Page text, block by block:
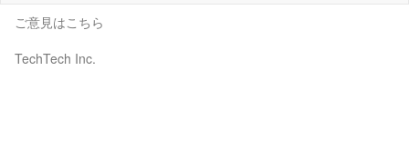
ご意見はこちら
TechTech Inc.